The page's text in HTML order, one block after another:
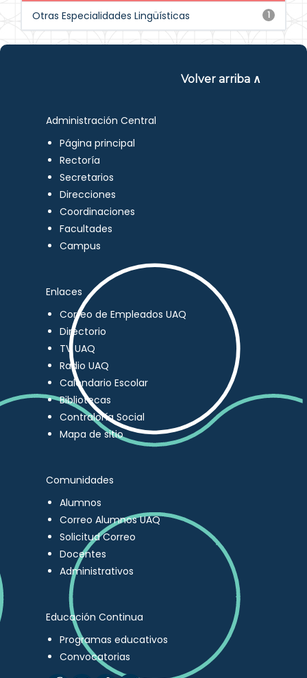
1
Otras Especialidades Lingüísticas
Volver arriba ∧
Administración Central
Página principal
Rectoría
Secretarios
Direcciones
Coordinaciones
Facultades
Campus
Enlaces
Correo de Empleados UAQ
Directorio
TV UAQ
Radio UAQ
Calendario Escolar
Bibliotecas
Contraloría Social
Mapa de sitio
Comunidades
Alumnos
Correo Alumnos UAQ
Solicitud Correo
Docentes
Administrativos
Educación Continua
Programas educativos
Convocatorias